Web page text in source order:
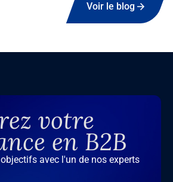
Voir le blog
votre
en B2B
avec l'un de nos experts